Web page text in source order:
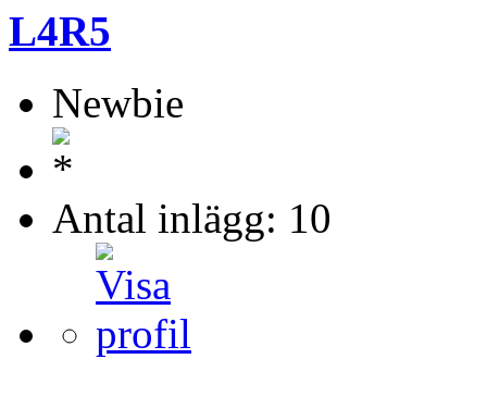
L4R5
Newbie
Antal inlägg: 10